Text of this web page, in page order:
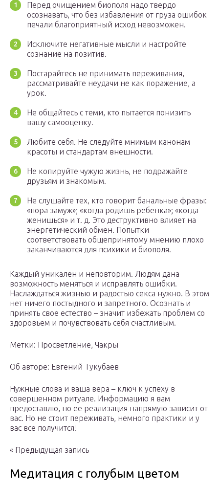
Перед очищением биополя надо твердо
осознавать, что без избавления от груза ошибок
печали благоприятный исход невозможен.
Исключите негативные мысли и настройте
сознание на позитив.
Постарайтесь не принимать переживания,
рассматривайте неудачи не как поражение, а
урок.
Не общайтесь с теми, кто пытается понизить
вашу самооценку.
Любите себя. Не следуйте мнимым канонам
красоты и стандартам внешности.
Не копируйте чужую жизнь, не подражайте
друзьям и знакомым.
Не слушайте тех, кто говорит банальные фразы:
«пора замуж»; «когда родишь ребенка»; «когда
женишься» и т. д. Это деструктивно влияет на
энергетический обмен. Попытки
соответствовать общепринятому мнению плохо
заканчиваются для психики и биополя.
Каждый уникален и неповторим. Людям дана
возможность меняться и исправлять ошибки.
Наслаждаться жизнью и радостью секса нужно. В этом
нет ничего постыдного и запретного. Осознать и
принять свое естество – значит избежать проблем со
здоровьем и почувствовать себя счастливым.
Метки: Просветление, Чакры
Об авторе: Евгений Тукубаев
Нужные слова и ваша вера – ключ к успеху в
совершенном ритуале. Информацию я вам
предоставлю, но ее реализация напрямую зависит от
вас. Но не стоит переживать, немного практики и у
вас все получится!
« Предыдущая запись
Медитация с голубым цветом